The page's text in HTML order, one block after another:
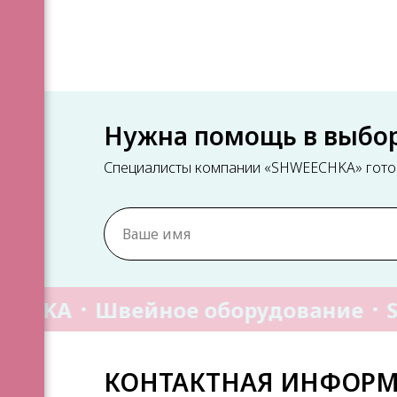
Нужна помощь в
Специалисты компании «SHWEECHKA»
Швейное оборудование
КОНТАКТНАЯ